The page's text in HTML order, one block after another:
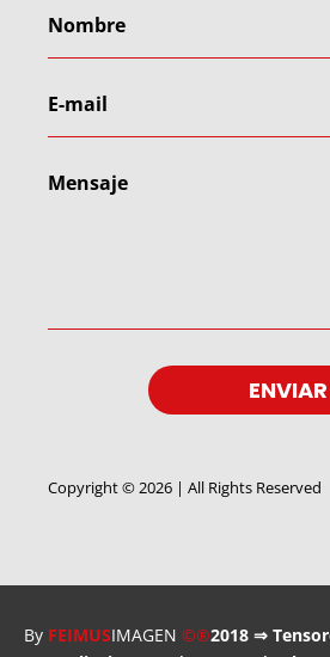
ENVIAR
Copyright © 2026 | All Rights Reserved
By FEIMUSIMAGEN ©®2018 ⇒